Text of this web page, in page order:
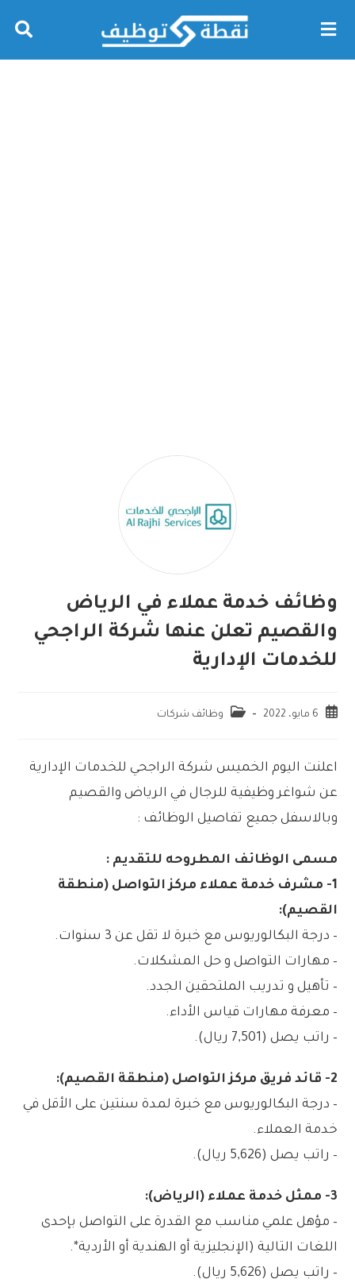
وظائف خدمة عملاء في الرياض
والقصيم تعلن عنها شركة الراجحي
للخدمات الإدارية
6 مايو، 2022 وظائف شركات
اعلنت اليوم الخميس شركة الراجحي للخدمات الإدارية
عن شواغر وظيفية للرجال في الرياض والقصيم
وبالاسفل جميع تفاصيل الوظائف :
مسمى الوظائف المطروحه للتقديم :
1- مشرف خدمة عملاء مركز التواصل (منطقة
القصيم):
– درجة البكالوريوس مع خبرة لا تقل عن 3 سنوات.
– مهارات التواصل و حل المشكلات.
– تأهيل و تدريب الملتحقين الجدد.
– معرفة مهارات قياس الأداء.
– راتب يصل (7,501 ريال).
2- قائد فريق مركز التواصل (منطقة القصيم):
– درجة البكالوريوس مع خبرة لمدة سنتين على الأقل في
خدمة العملاء.
– راتب يصل (5,626 ريال).
3- ممثل خدمة عملاء (الرياض):
– مؤهل علمي مناسب مع القدرة على التواصل بإحدى
اللغات التالية (الإنجليزية أو الهندية أو الأردية*.
– راتب يصل (5,626 ريال).